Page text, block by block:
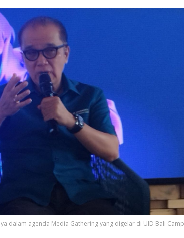
dalam agenda Media Gathering yang digelar di UID Bali